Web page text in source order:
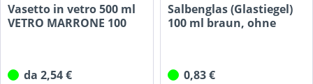
Vasetto in vetro 500 ml
VETRO MARRONE 100
da 2,54 €
Salbenglas (Glastiegel)
100 ml braun, ohne
0,83 €